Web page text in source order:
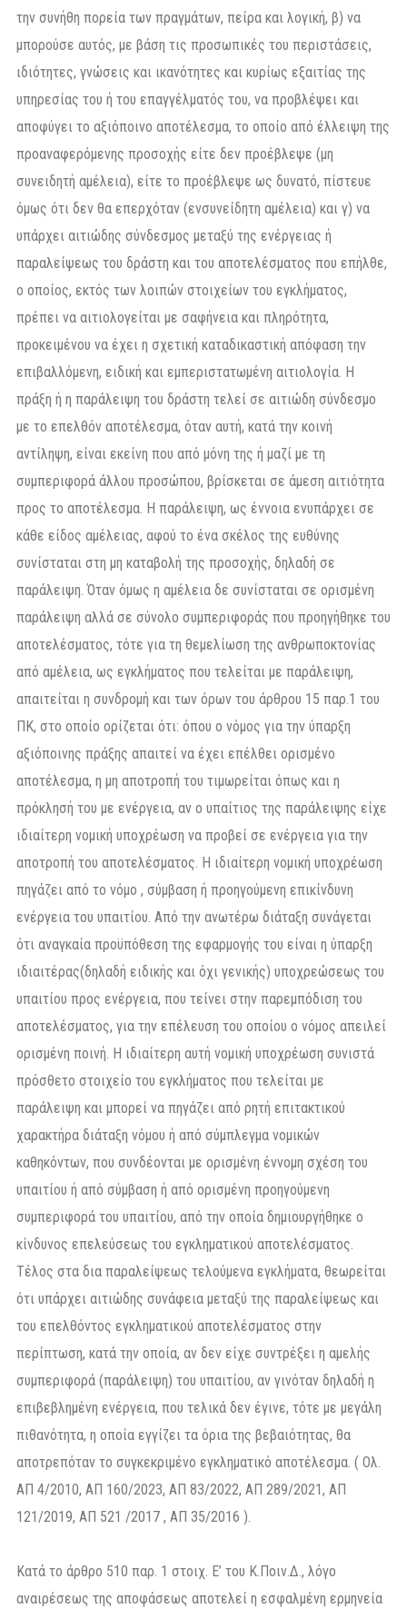
την συνήθη πορεία των πραγμάτων, πείρα και λογική, β) να
μπορούσε αυτός, με βάση τις προσωπικές του περιστάσεις,
ιδιότητες, γνώσεις και ικανότητες και κυρίως εξαιτίας της
υπηρεσίας του ή του επαγγέλματός του, να προβλέψει και
αποφύγει το αξιόποινο αποτέλεσμα, το οποίο από έλλειψη της
προαναφερόμενης προσοχής είτε δεν προέβλεψε (μη
συνειδητή αμέλεια), είτε το προέβλεψε ως δυνατό, πίστευε
όμως ότι δεν θα επερχόταν (ενσυνείδητη αμέλεια) και γ) να
υπάρχει αιτιώδης σύνδεσμος μεταξύ της ενέργειας ή
παραλείψεως του δράστη και του αποτελέσματος που επήλθε,
ο οποίος, εκτός των λοιπών στοιχείων του εγκλήματος,
πρέπει να αιτιολογείται με σαφήνεια και πληρότητα,
προκειμένου να έχει η σχετική καταδικαστική απόφαση την
επιβαλλόμενη, ειδική και εμπεριστατωμένη αιτιολογία. Η
πράξη ή η παράλειψη του δράστη τελεί σε αιτιώδη σύνδεσμο
με το επελθόν αποτέλεσμα, όταν αυτή, κατά την κοινή
αντίληψη, είναι εκείνη που από μόνη της ή μαζί με τη
συμπεριφορά άλλου προσώπου, βρίσκεται σε άμεση αιτιότητα
προς το αποτέλεσμα. Η παράλειψη, ως έννοια ενυπάρχει σε
κάθε είδος αμέλειας, αφού το ένα σκέλος της ευθύνης
συνίσταται στη μη καταβολή της προσοχής, δηλαδή σε
παράλειψη. Όταν όμως η αμέλεια δε συνίσταται σε ορισμένη
παράλειψη αλλά σε σύνολο συμπεριφοράς που προηγήθηκε του
αποτελέσματος, τότε για τη θεμελίωση της ανθρωποκτονίας
από αμέλεια, ως εγκλήματος που τελείται με παράλειψη,
απαιτείται η συνδρομή και των όρων του άρθρου 15 παρ.1 του
ΠΚ, στο οποίο ορίζεται ότι: όπου ο νόμος για την ύπαρξη
αξιόποινης πράξης απαιτεί να έχει επέλθει ορισμένο
αποτέλεσμα, η μη αποτροπή του τιμωρείται όπως και η
πρόκλησή του με ενέργεια, αν ο υπαίτιος της παράλειψης είχε
ιδιαίτερη νομική υποχρέωση να προβεί σε ενέργεια για την
αποτροπή του αποτελέσματος. Η ιδιαίτερη νομική υποχρέωση
πηγάζει από το νόμο , σύμβαση ή προηγούμενη επικίνδυνη
ενέργεια του υπαιτίου. Από την ανωτέρω διάταξη συνάγεται
ότι αναγκαία προϋπόθεση της εφαρμογής του είναι η ύπαρξη
ιδιαιτέρας(δηλαδή ειδικής και όχι γενικής) υποχρεώσεως του
υπαιτίου προς ενέργεια, που τείνει στην παρεμπόδιση του
αποτελέσματος, για την επέλευση του οποίου ο νόμος απειλεί
ορισμένη ποινή. Η ιδιαίτερη αυτή νομική υποχρέωση συνιστά
πρόσθετο στοιχείο του εγκλήματος που τελείται με
παράλειψη και μπορεί να πηγάζει από ρητή επιτακτικού
χαρακτήρα διάταξη νόμου ή από σύμπλεγμα νομικών
καθηκόντων, που συνδέονται με ορισμένη έννομη σχέση του
υπαιτίου ή από σύμβαση ή από ορισμένη προηγούμενη
συμπεριφορά του υπαιτίου, από την οποία δημιουργήθηκε ο
κίνδυνος επελεύσεως του εγκληματικού αποτελέσματος.
Τέλος στα δια παραλείψεως τελούμενα εγκλήματα, θεωρείται
ότι υπάρχει αιτιώδης συνάφεια μεταξύ της παραλείψεως και
του επελθόντος εγκληματικού αποτελέσματος στην
περίπτωση, κατά την οποία, αν δεν είχε συντρέξει η αμελής
συμπεριφορά (παράλειψη) του υπαιτίου, αν γινόταν δηλαδή η
επιβεβλημένη ενέργεια, που τελικά δεν έγινε, τότε με μεγάλη
πιθανότητα, η οποία εγγίζει τα όρια της βεβαιότητας, θα
αποτρεπόταν το συγκεκριμένο εγκληματικό αποτέλεσμα. ( Ολ.
ΑΠ 4/2010, ΑΠ 160/2023, ΑΠ 83/2022, ΑΠ 289/2021, ΑΠ
121/2019, ΑΠ 521 /2017 , ΑΠ 35/2016 ).
Κατά το άρθρο 510 παρ. 1 στοιχ. Ε’ του Κ.Ποιν.Δ., λόγο
αναιρέσεως της αποφάσεως αποτελεί η εσφαλμένη ερμηνεία